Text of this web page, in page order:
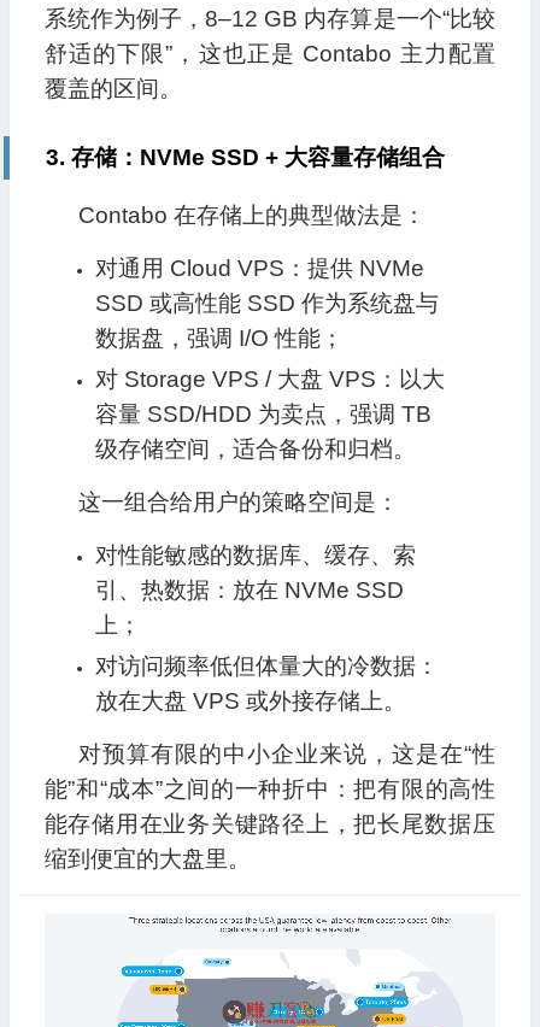
系统作为例子，8–12 GB 内存算是一个“比较
舒适的下限”，这也正是 Contabo 主力配置
覆盖的区间。
3. 存储：NVMe SSD + 大容量存储组合
Contabo 在存储上的典型做法是：
对通用 Cloud VPS：提供 NVMe
SSD 或高性能 SSD 作为系统盘与
数据盘，强调 I/O 性能；
对 Storage VPS / 大盘 VPS：以大
容量 SSD/HDD 为卖点，强调 TB
级存储空间，适合备份和归档。
这一组合给用户的策略空间是：
对性能敏感的数据库、缓存、索
引、热数据：放在 NVMe SSD
上；
对访问频率低但体量大的冷数据：
放在大盘 VPS 或外接存储上。
对预算有限的中小企业来说，这是在“性
能”和“成本”之间的一种折中：把有限的高性
能存储用在业务关键路径上，把长尾数据压
缩到便宜的大盘里。